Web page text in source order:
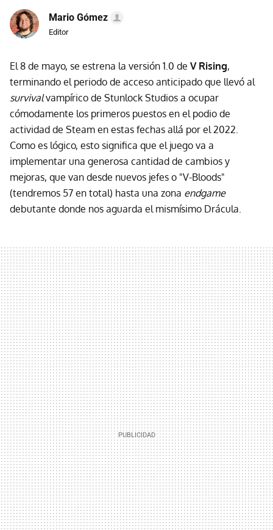
Mario Gómez
Editor
El 8 de mayo, se estrena la versión 1.0 de V Rising,
terminando el periodo de acceso anticipado que llevó al
survivalvampírico de Stunlock Studios a ocupar
cómodamente los primeros puestos en el podio de
actividad de Steam en estas fechas allá por el 2022.
Como es lógico, esto significa que el juego va a
implementar una generosa cantidad de cambios y
mejoras, que van desde nuevos jefes o "V-Bloods"
(tendremos 57 en total) hasta una zona endgame
debutante donde nos aguarda el mismísimo Drácula.